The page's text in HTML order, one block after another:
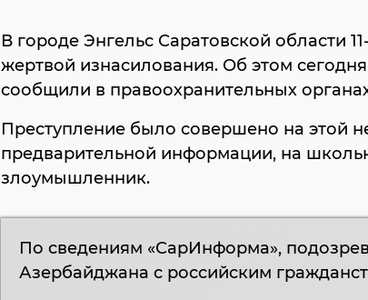
В городе Энгельс Саратовской области
жертвой изнасилования. Об этом
сообщили в правоохранительных
Преступление было совершено на этой
предварительной информации, на
злоумышленник.
По сведениям «СарИнформа»,
Азербайджана с российским